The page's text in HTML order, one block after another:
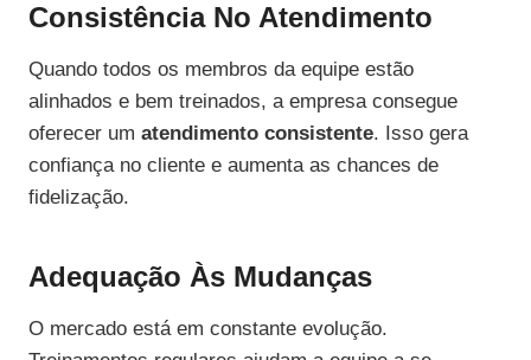
Consistência No Atendimento
Quando todos os membros da equipe estão
alinhados e bem treinados, a empresa consegue
oferecer um atendimento consistente. Isso gera
confiança no cliente e aumenta as chances de
fidelização.
Adequação Às Mudanças
O mercado está em constante evolução.